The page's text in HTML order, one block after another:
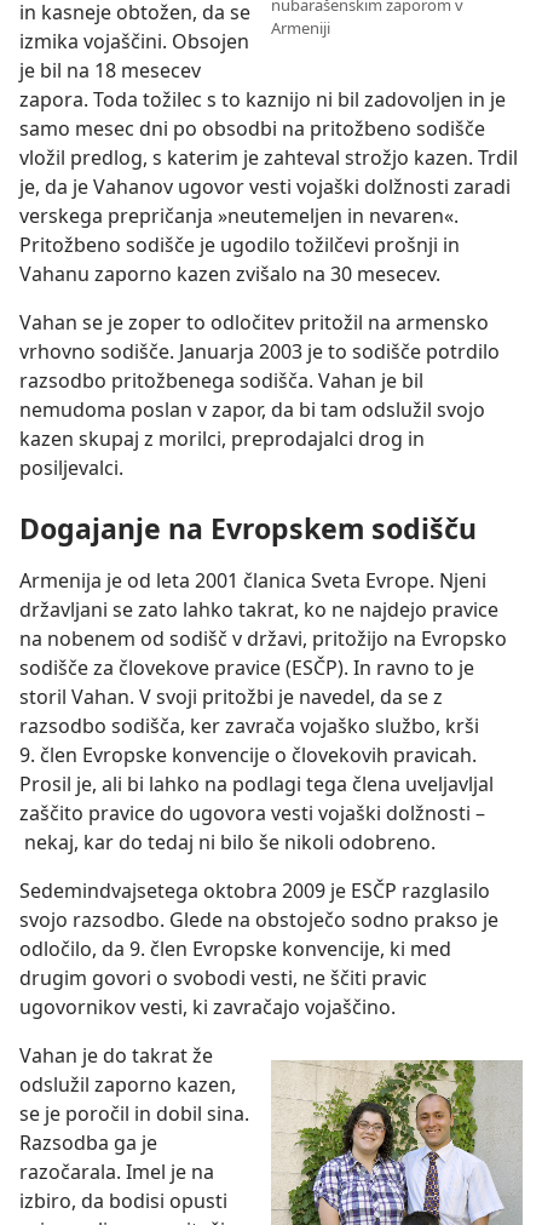
nubarašenskim zaporom v
Armeniji
in kasneje obtožen, da se
izmika vojaščini. Obsojen
je bil na 18 mesecev
zapora. Toda tožilec s to kaznijo ni bil zadovoljen in je
samo mesec dni po obsodbi na pritožbeno sodišče
vložil predlog, s katerim je zahteval strožjo kazen. Trdil
je, da je Vahanov ugovor vesti vojaški dolžnosti zaradi
verskega prepričanja »neutemeljen in nevaren«.
Pritožbeno sodišče je ugodilo tožilčevi prošnji in
Vahanu zaporno kazen zvišalo na 30 mesecev.
Vahan se je zoper to odločitev pritožil na armensko
vrhovno sodišče. Januarja 2003 je to sodišče potrdilo
razsodbo pritožbenega sodišča. Vahan je bil
nemudoma poslan v zapor, da bi tam odslužil svojo
kazen skupaj z morilci, preprodajalci drog in
posiljevalci.
Dogajanje na Evropskem sodišču
Armenija je od leta 2001 članica Sveta Evrope. Njeni
državljani se zato lahko takrat, ko ne najdejo pravice
na nobenem od sodišč v državi, pritožijo na Evropsko
sodišče za človekove pravice (ESČP). In ravno to je
storil Vahan. V svoji pritožbi je navedel, da se z
razsodbo sodišča, ker zavrača vojaško službo, krši
9. člen Evropske konvencije o človekovih pravicah.
Prosil je, ali bi lahko na podlagi tega člena uveljavljal
zaščito pravice do ugovora vesti vojaški dolžnosti –
nekaj, kar do tedaj ni bilo še nikoli odobreno.
Sedemindvajsetega oktobra 2009 je ESČP razglasilo
svojo razsodbo. Glede na obstoječo sodno prakso je
odločilo, da 9. člen Evropske konvencije, ki med
drugim govori o svobodi vesti, ne ščiti pravic
ugovornikov vesti, ki zavračajo vojaščino.
Vahan je do takrat že
odslužil zaporno kazen,
se je poročil in dobil sina.
Razsodba ga je
razočarala. Imel je na
izbiro, da bodisi opusti